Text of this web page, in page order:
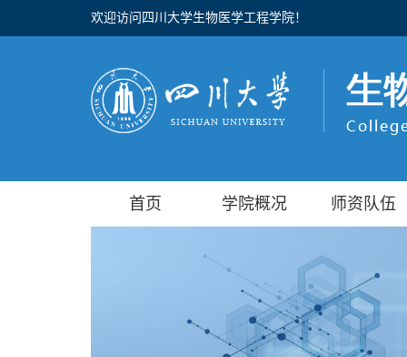
欢迎访问四川大学生物医学工程学院！
首页 学院概况 师资队伍